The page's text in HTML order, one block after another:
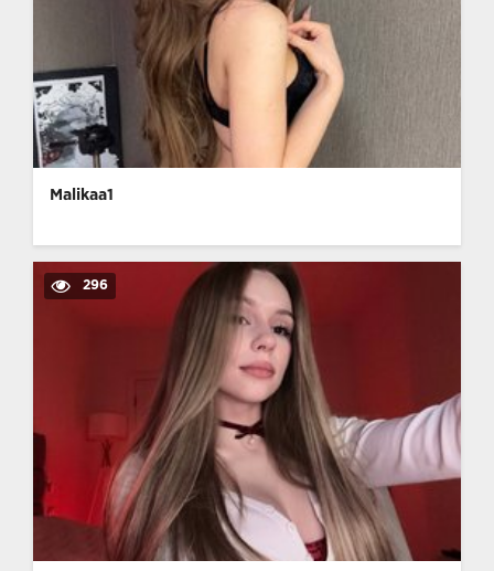
Malikaa1
296